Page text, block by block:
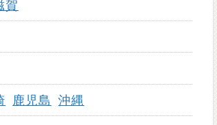
賀
鹿児島 沖縄